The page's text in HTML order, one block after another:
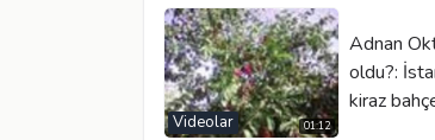
01:12
Videolar
Adnan
oldu?:
kiraz